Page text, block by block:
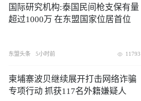
国际研究机构:泰国民间枪支保有量
超过1000万 在东盟国家位居首位
东盟头条 5小时前 11793
​柬埔寨波贝继续展开打击网络诈骗
专项行动 抓获117名外籍嫌疑人